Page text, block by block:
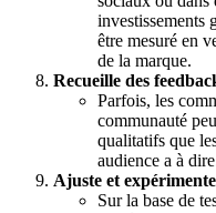
investissements
être mesuré en
de la marque.
Recueille des
Parfois, les
communauté
qualitatifs que
audience a à
Ajuste et expérimente
Sur la base de